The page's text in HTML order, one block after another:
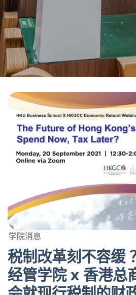
学院消息
税制改革刻不容缓
经管学院 x 香港总